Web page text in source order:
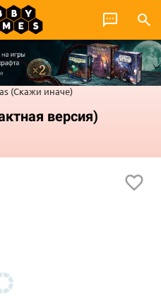
(Скажи иначе)
версия)